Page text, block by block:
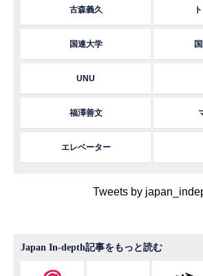
古森義久
国連大学
UNU
福澤善文
エレベーター
Tweets by
Japan In-depth記事をもっと読む